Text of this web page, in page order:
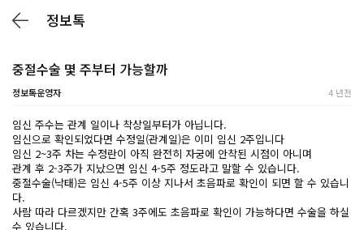
정보톡
중절수술 몇 주부터 가능할까
정보톡운영자 4 년전
임신 주수는 관계 일이나 착상일부터가 아닙니다.
임신으로 확인되었다면 수정일(관계일)은 이미 임신 2주입니다
임신 2~3주 차는 수정란이 아직 완전히 자궁에 안착된 시점이 아니며
관계 후 2-3주가 지났으면 임신 4-5주 정도라고 말할 수 있습니다.
중절수술(낙태)은 임신 4-5주 이상 지나서 초음파로 확인이 되면 할 수 있습니
다.
사람 따라 다르겠지만 간혹 3주에도 초음파로 확인이 가능하다면 수술을 하실
수 있습니다.